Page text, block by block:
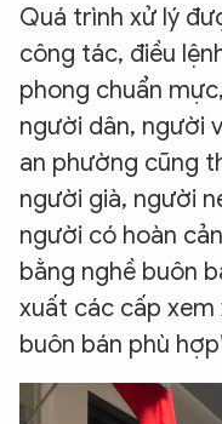
Quá trình xử lý
công tác, điều
phong chuẩn
người dân, người
an phường cũng
người già, người
người có hoàn
bằng nghề buôn
xuất các cấp
buôn bán phù